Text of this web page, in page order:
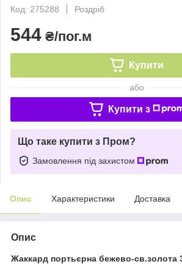
Код: 275288
Роздріб
544 ₴/пог.м
Купити
або
Купити з
Що таке купити з Пром?
Замовлення під захистом
Опис Характеристики Доставка
Опис
Жаккард портьєрна бежево-св.золота